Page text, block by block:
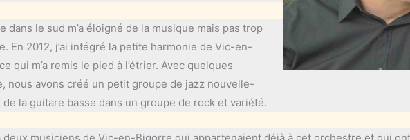
dans le sud m’a éloigné de la musique mais pas trop
En 2012, j’ai intégré la petite harmonie de Vic-en-
qui m’a remis le pied à l’étrier. Avec quelques
nous avons créé un petit groupe de jazz nouvelle-
la guitare basse dans un groupe de rock et variété.